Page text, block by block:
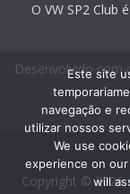
O VW SP2 Club
Desenvolvido com
Copyright © 2026
Este site
navegação e
utilizar nossos
We use
experience on
will